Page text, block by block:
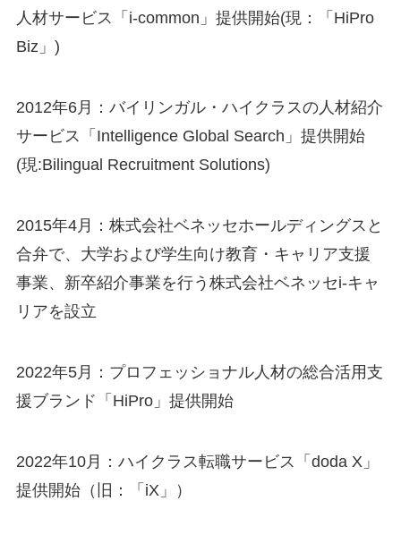
人材サービス「i-common」提供開始(現：「HiPro
Biz」)
2012年6月：バイリンガル・ハイクラスの人材紹介
サービス「Intelligence Global Search」提供開始
(現:Bilingual Recruitment Solutions)
2015年4月：株式会社ベネッセホールディングスと
合弁で、大学および学生向け教育・キャリア支援
事業、新卒紹介事業を行う株式会社ベネッセi-キャ
リアを設立
2022年5月：プロフェッショナル人材の総合活用支
援ブランド「HiPro」提供開始
2022年10月：ハイクラス転職サービス「doda X」
提供開始（旧：「iX」）